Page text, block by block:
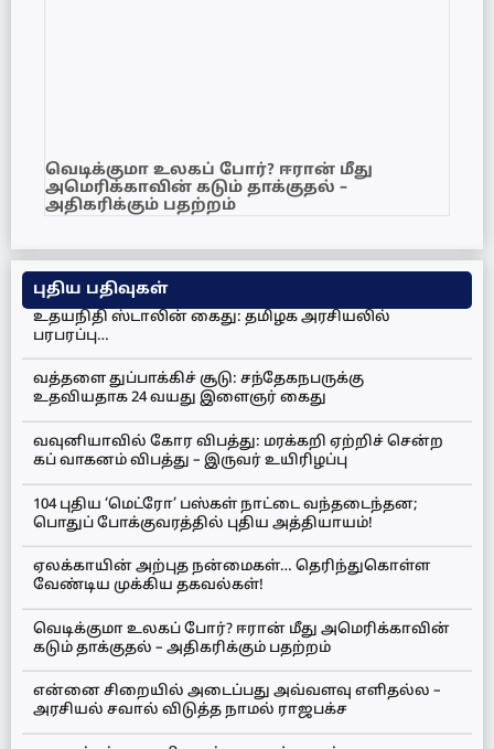
வெடிக்குமா உலகப் போர்? ஈரான் மீது
அமெரிக்காவின் கடும் தாக்குதல் –
அதிகரிக்கும் பதற்றம்
புதிய பதிவுகள்
உதயநிதி ஸ்டாலின் கைது: தமிழக அரசியலில்
பரபரப்பு…
வத்தளை துப்பாக்கிச் சூடு: சந்தேகநபருக்கு
உதவியதாக 24 வயது இளைஞர் கைது
வவுனியாவில் கோர விபத்து: மரக்கறி ஏற்றிச் சென்ற
கப் வாகனம் விபத்து – இருவர் உயிரிழப்பு
104 புதிய ‘மெட்ரோ’ பஸ்கள் நாட்டை வந்தடைந்தன;
பொதுப் போக்குவரத்தில் புதிய அத்தியாயம்!
ஏலக்காயின் அற்புத நன்மைகள்… தெரிந்துகொள்ள
வேண்டிய முக்கிய தகவல்கள்!
வெடிக்குமா உலகப் போர்? ஈரான் மீது அமெரிக்காவின்
கடும் தாக்குதல் – அதிகரிக்கும் பதற்றம்
என்னை சிறையில் அடைப்பது அவ்வளவு எளிதல்ல –
அரசியல் சவால் விடுத்த நாமல் ராஜபக்ச